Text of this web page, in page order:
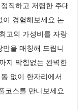
직하고 저렴한 주대
경험해보세요 논
고의 가성비를 자랑
을 매칭해 드립니
지 막힘없는 완벽한
없이 한자리에서
코스를 만나보세요